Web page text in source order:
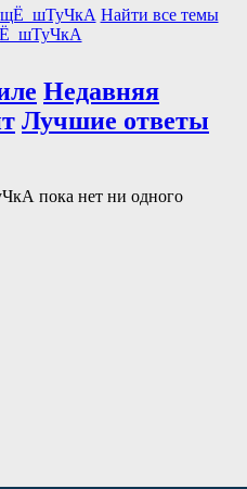
Найти все темы
Недавняя
Лучшие ответы
пока нет ни одного